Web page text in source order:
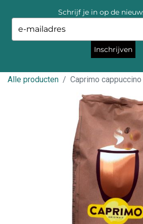
Alle producten Caprimo
Schrijf je in op de
your
email
Inschrijven